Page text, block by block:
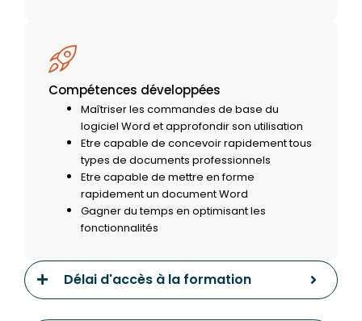
Compétences développées
Maîtriser les commandes de base du
logiciel Word et approfondir son utilisation
Etre capable de concevoir rapidement tous
types de documents professionnels
Etre capable de mettre en forme
rapidement un document Word
Gagner du temps en optimisant les
fonctionnalités
Délai d'accès à la formation